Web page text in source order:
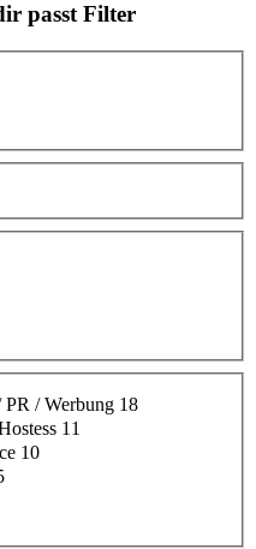
passt Filter
/ Werbung 18
11
10